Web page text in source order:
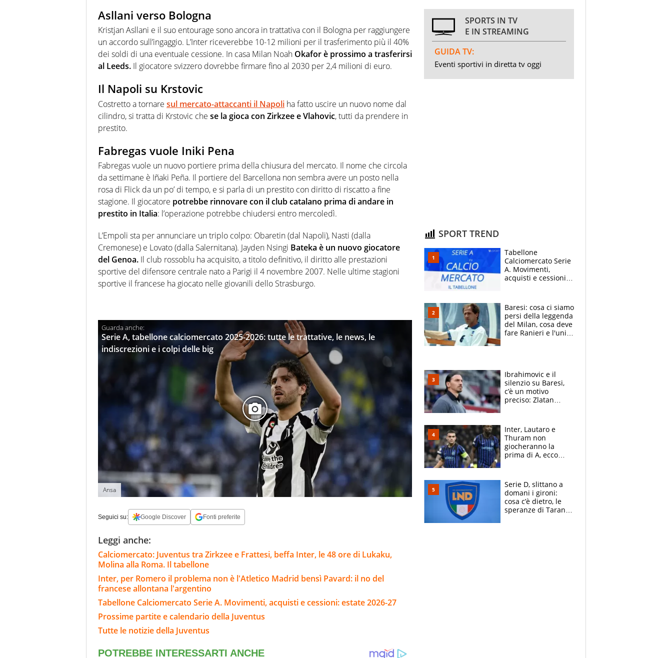
Asllani verso Bologna
Kristjan Asllani e il suo entourage sono ancora in trattativa con il Bologna per raggiungere
un accordo sull’ingaggio. L’Inter riceverebbe 10-12 milioni per il trasferimento più il 40%
dei soldi di una eventuale cessione. In casa Milan Noah Okafor è prossimo a trasferirsi
al Leeds. Il giocatore svizzero dovrebbe firmare fino al 2030 per 2,4 milioni di euro.
Il Napoli su Krstovic
Costretto a tornare sul mercato-attaccanti il Napoli ha fatto uscire un nuovo nome dal
cilindro, si tratta di Krstovic che se la gioca con Zirkzee e Vlahovic, tutti da prendere in
prestito.
Fabregas vuole Iniki Pena
Fabregas vuole un nuovo portiere prima della chiusura del mercato. Il nome che circola
da settimane è Iñaki Peña. Il portiere del Barcellona non sembra avere un posto nella
rosa di Flick da un po’ di tempo, e si parla di un prestito con diritto di riscatto a fine
stagione. Il giocatore potrebbe rinnovare con il club catalano prima di andare in
prestito in Italia: l’operazione potrebbe chiudersi entro mercoledì.
L’Empoli sta per annunciare un triplo colpo: Obaretin (dal Napoli), Nasti (dalla
Cremonese) e Lovato (dalla Salernitana). Jayden Nsingi Bateka è un nuovo giocatore
del Genoa. Il club rossoblu ha acquisito, a titolo definitivo, il diritto alle prestazioni
sportive del difensore centrale nato a Parigi il 4 novembre 2007. Nelle ultime stagioni
sportive il francese ha giocato nelle giovanili dello Strasburgo.
Serie A, tabellone calciomercato 2025-2026: tutte le trattative, le news, le
indiscrezioni e i colpi delle big
Ansa
Seguici su: Google Discover Fonti preferite
Leggi anche:
Calciomercato: Juventus tra Zirkzee e Frattesi, beffa Inter, le 48 ore di Lukaku,
Molina alla Roma. Il tabellone
Inter, per Romero il problema non è l'Atletico Madrid bensì Pavard: il no del
francese allontana l'argentino
Tabellone Calciomercato Serie A. Movimenti, acquisti e cessioni: estate 2026-27
Prossime partite e calendario della Juventus
Tutte le notizie della Juventus
SPORTS IN TV
E IN STREAMING
GUIDA TV:
Eventi sportivi in diretta tv oggi
SPORT TREND
Tabellone
Calciomercato Serie
A. Movimenti,
acquisti e cessioni:
Baresi: cosa ci siamo
persi della leggenda
del Milan, cosa deve
fare Ranieri e l'unico
Ibrahimovic e il
silenzio su Baresi,
c’è un motivo
preciso: Zlatan
e dalla morte di
Raiola
Inter, Lautaro e
Thuram non
giocheranno la
prima di A, ecco
Esposito ma la
garanzia è Stankovic
Serie D, slittano a
domani i gironi:
cosa c’è dietro, le
speranze di Taranto